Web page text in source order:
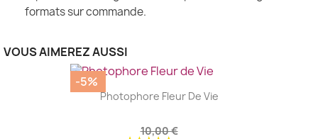
formats sur commande.
VOUS AIMEREZ AUSSI
Photophore Fleur De Vie
10,00 €
-5%